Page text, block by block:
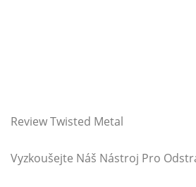
Review Twisted Metal
Vyzkoušejte Náš Nástroj Pro